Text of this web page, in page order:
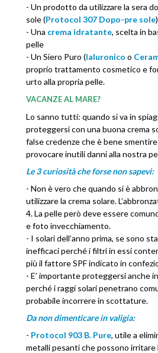
- Un prodotto da utilizzare la sera
sole (Protocol 307 Dopo-pre sole)
- Una crema idratante, scelta in
pelle
- Un Siero Puro (Ialuronico o
proprio trattamento cosmetico e
urto alla propria pelle.
VACANZE AL MARE?
Lo sanno tutti: quando si va in
proteggersi con una buona crema
false credenze che è bene
provocare inutili danni alla nostra
Le 3 curiosità che forse non sapevi:
- Non è vero che quando si è
utilizzare la crema solare.
4. La pelle però deve essere
e foto invecchiamento.
- I solari dell’anno prima, se sono
inefficaci perché i filtri in essi
più il fattore SPF indicato in
- E’ importante proteggersi anche
perché i raggi solari penetrano
probabile incorrere in scottature.
Da non dimenticare in valigia:
- Protocol 903 B. Pure, utile a
metalli pesanti che possono irritare